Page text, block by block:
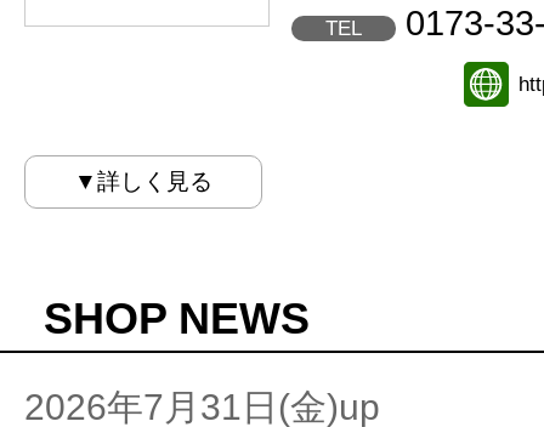
TEL 0173-
▼詳しく見る
SHOP NEWS
2026年7月31日(金)up